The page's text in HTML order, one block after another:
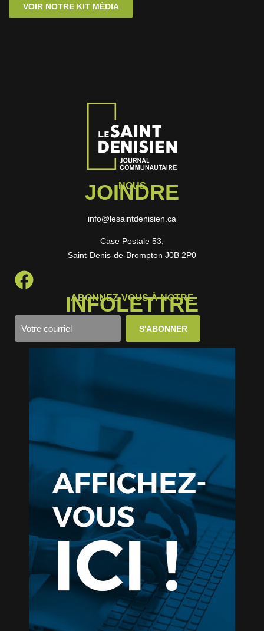
VOIR NOTRE KIT MÉDIA
NOUS
JOINDRE
info@lesaintdenisien.ca
Case Postale 53,
Saint-Denis-de-Brompton J0B 2P0
ABONNEZ-VOUS À NOTRE
INFOLETTRE